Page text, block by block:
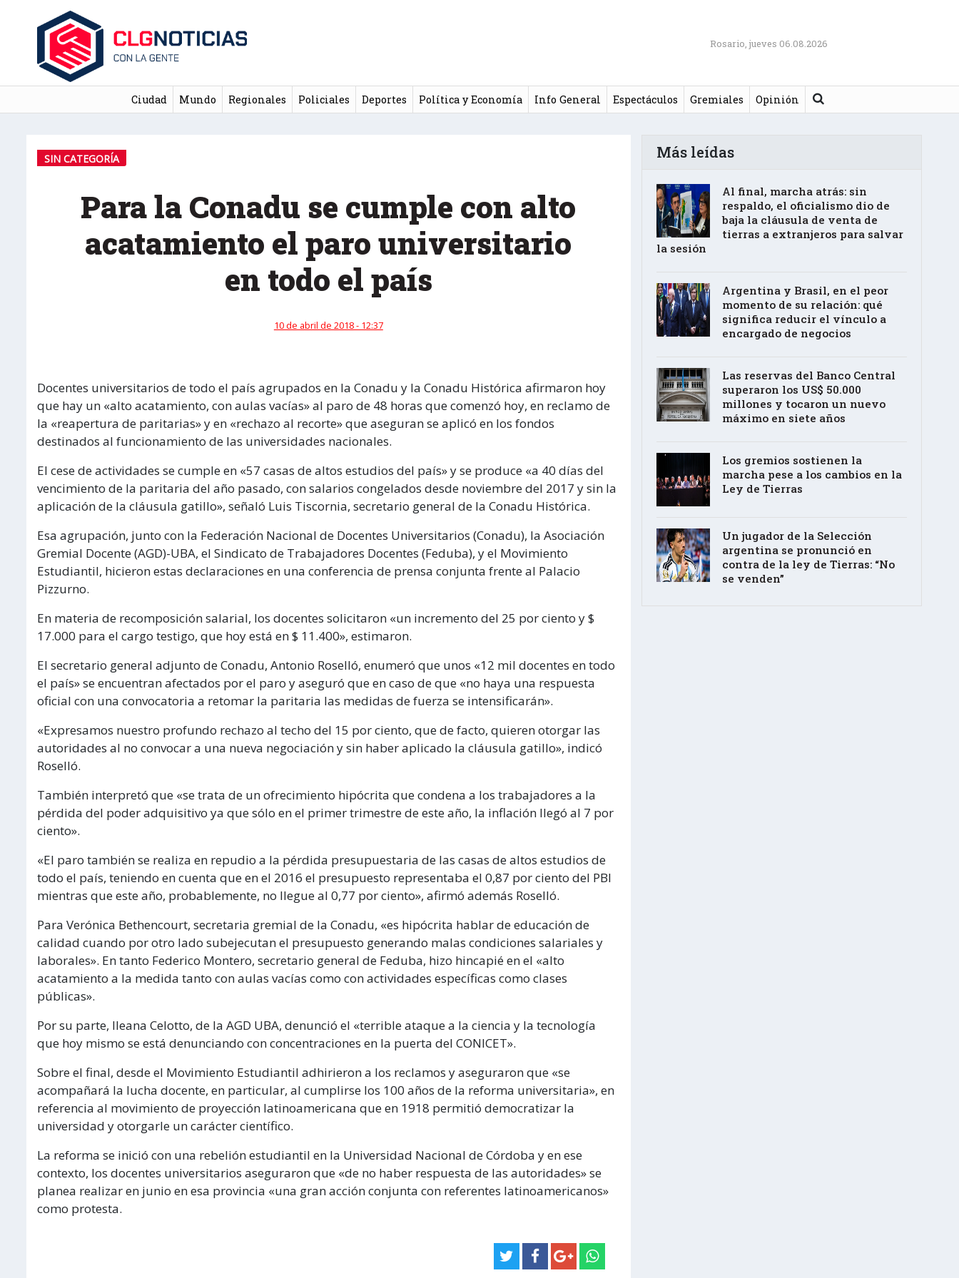
Rosario, jueves 06.08.2026
Ciudad Mundo Regionales Policiales Deportes Política y Economía Info General Espectáculos Gremiales Opinión Buscar
SIN CATEGORÍA
Para la Conadu se cumple con alto
acatamiento el paro universitario
en todo el país
10 de abril de 2018 - 12:37
Docentes universitarios de todo el país agrupados en la Conadu y la Conadu Histórica afirmaron hoy
que hay un «alto acatamiento, con aulas vacías» al paro de 48 horas que comenzó hoy, en reclamo de
la «reapertura de paritarias» y en «rechazo al recorte» que aseguran se aplicó en los fondos
destinados al funcionamiento de las universidades nacionales.
El cese de actividades se cumple en «57 casas de altos estudios del país» y se produce «a 40 días del
vencimiento de la paritaria del año pasado, con salarios congelados desde noviembre del 2017 y sin la
aplicación de la cláusula gatillo», señaló Luis Tiscornia, secretario general de la Conadu Histórica.
Esa agrupación, junto con la Federación Nacional de Docentes Universitarios (Conadu), la Asociación
Gremial Docente (AGD)-UBA, el Sindicato de Trabajadores Docentes (Feduba), y el Movimiento
Estudiantil, hicieron estas declaraciones en una conferencia de prensa conjunta frente al Palacio
Pizzurno.
En materia de recomposición salarial, los docentes solicitaron «un incremento del 25 por ciento y $
17.000 para el cargo testigo, que hoy está en $ 11.400», estimaron.
El secretario general adjunto de Conadu, Antonio Roselló, enumeró que unos «12 mil docentes en todo
el país» se encuentran afectados por el paro y aseguró que en caso de que «no haya una respuesta
oficial con una convocatoria a retomar la paritaria las medidas de fuerza se intensificarán».
«Expresamos nuestro profundo rechazo al techo del 15 por ciento, que de facto, quieren otorgar las
autoridades al no convocar a una nueva negociación y sin haber aplicado la cláusula gatillo», indicó
Roselló.
También interpretó que «se trata de un ofrecimiento hipócrita que condena a los trabajadores a la
pérdida del poder adquisitivo ya que sólo en el primer trimestre de este año, la inflación llegó al 7 por
ciento».
«El paro también se realiza en repudio a la pérdida presupuestaria de las casas de altos estudios de
todo el país, teniendo en cuenta que en el 2016 el presupuesto representaba el 0,87 por ciento del PBI
mientras que este año, probablemente, no llegue al 0,77 por ciento», afirmó además Roselló.
Para Verónica Bethencourt, secretaria gremial de la Conadu, «es hipócrita hablar de educación de
calidad cuando por otro lado subejecutan el presupuesto generando malas condiciones salariales y
laborales». En tanto Federico Montero, secretario general de Feduba, hizo hincapié en el «alto
acatamiento a la medida tanto con aulas vacías como con actividades específicas como clases
públicas».
Por su parte, Ileana Celotto, de la AGD UBA, denunció el «terrible ataque a la ciencia y la tecnología
que hoy mismo se está denunciando con concentraciones en la puerta del CONICET».
Sobre el final, desde el Movimiento Estudiantil adhirieron a los reclamos y aseguraron que «se
acompañará la lucha docente, en particular, al cumplirse los 100 años de la reforma universitaria», en
referencia al movimiento de proyección latinoamericana que en 1918 permitió democratizar la
universidad y otorgarle un carácter científico.
La reforma se inició con una rebelión estudiantil en la Universidad Nacional de Córdoba y en ese
contexto, los docentes universitarios aseguraron que «de no haber respuesta de las autoridades» se
planea realizar en junio en esa provincia «una gran acción conjunta con referentes latinoamericanos»
como protesta.
Más leídas
Al final, marcha atrás: sin
respaldo, el oficialismo dio de
baja la cláusula de venta de
tierras a extranjeros para salvar
la sesión
Argentina y Brasil, en el peor
momento de su relación: qué
significa reducir el vínculo a
encargado de negocios
Las reservas del Banco Central
superaron los US$ 50.000
millones y tocaron un nuevo
máximo en siete años
Los gremios sostienen la
marcha pese a los cambios en la
Ley de Tierras
Un jugador de la Selección
argentina se pronunció en
contra de la ley de Tierras: “No
se venden”